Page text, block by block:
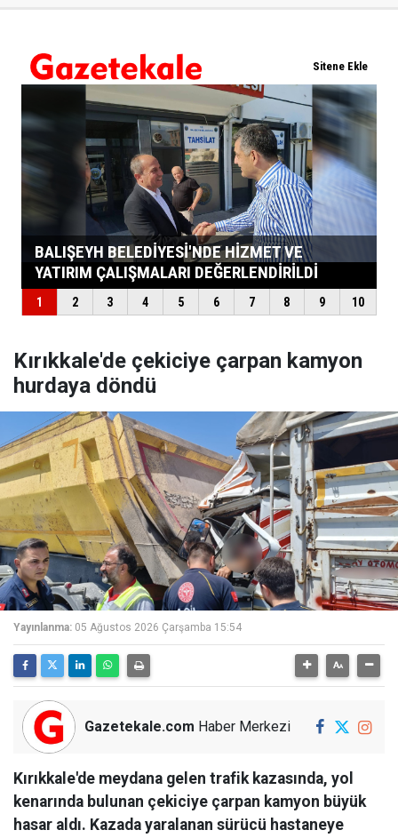
Kırıkkale'de çekiciye çarpan kamyon
hurdaya döndü
Yayınlanma: 05 Ağustos 2026 Çarşamba 15:54
Gazetekale.com Haber Merkezi
Kırıkkale'de meydana gelen trafik kazasında, yol
kenarında bulunan çekiciye çarpan kamyon büyük
hasar aldı. Kazada yaralanan sürücü hastaneye